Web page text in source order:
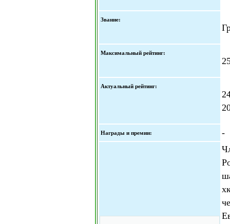
Звание:
Максимальный рейтинг:
Актуальный рейтинг:
Награды и премии: -